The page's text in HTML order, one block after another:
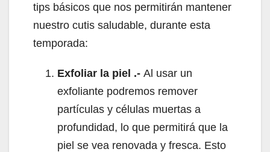
tips básicos que nos permitirán mantener
nuestro cutis saludable, durante esta
temporada:
Exfoliar la piel .- Al usar un
exfoliante podremos remover
partículas y células muertas a
profundidad, lo que permitirá que la
piel se vea renovada y fresca. Esto